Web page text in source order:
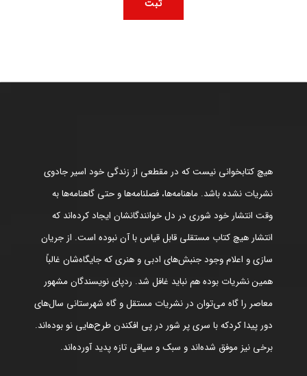
هیچ کتابخوانی نیست که در مقطعی از زندگی خود اسیر جادوی
نشریات نشده باشد. ماهنامه‌ها، فصلنامه‌ها و حتی گاهنامه‌ها به
وقت انتشار خود شوری در دل خوانندگانشان ایجاد کرده‌اند که
انتشار هیچ کتاب مستقلی قابل قیاس با آن نبوده است. از جریان
سازی و اعلام وجود جنبش‌های ادبی و هنری که جایگاه‌شان غالباً
همین نشریات بوده هم نباید غافل شد. ردپای نویسندگان مشهور
معاصر را گاه می‌توان در نشریات مستقل و گاه شهرستانی سال‌های
دور پیدا کردکه با سری پر شور در پی افکندن طرح‌هایی نو بوده‌اند.
برخی نیز موفق شده‌اند و سبک و سیاقی تازه پدید آورده‌اند.